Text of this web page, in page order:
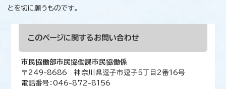
とを切に願うものです。
このページに関する お問い合わせ
市民協働部市民協働課市民協働係
〒249-8686 神奈川県逗子市逗子5丁目2番16号
電話番号：046-872-8156